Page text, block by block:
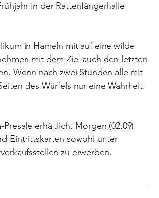
in der Rattenfängerhalle
in Hameln mit auf eine wilde
mit dem Ziel auch den letzten
Wenn nach zwei Stunden alle mit
des Würfels nur eine Wahrheit.
erhältlich. Morgen (02.09)
Eintrittskarten sowohl unter
zu erwerben.